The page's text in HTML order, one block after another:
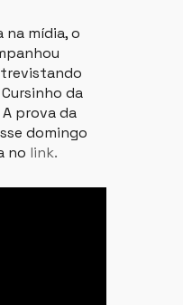
mídia, o
da
prova da
domingo
no link.